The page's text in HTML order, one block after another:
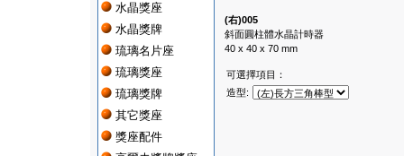
水晶獎座
水晶獎牌
琉璃名片座
琉璃獎座
琉璃獎牌
其它獎座
獎座配件
(右)005
斜面圓柱體水晶計時器
40 x 40 x 70 mm
可選擇項目：
造型: